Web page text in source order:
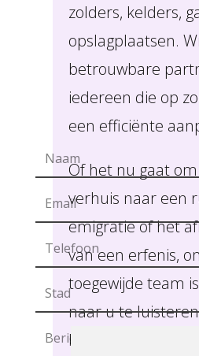
zolders, kelders,
opslagplaatsen.
betrouwbare
iedereen die op
een efficiënte
Of het nu gaat
verhuis naar een
emigratie of het
van een erfenis,
toegewijde team
naar u te
beste oplossingen